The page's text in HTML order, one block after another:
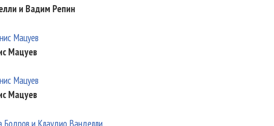
и Вадим Репин
Мацуев
Мацуев